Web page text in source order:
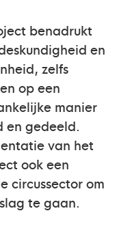
benadrukt
en
zelfs
op een
manier
en gedeeld.
van het
ook een
circussector om
te gaan.